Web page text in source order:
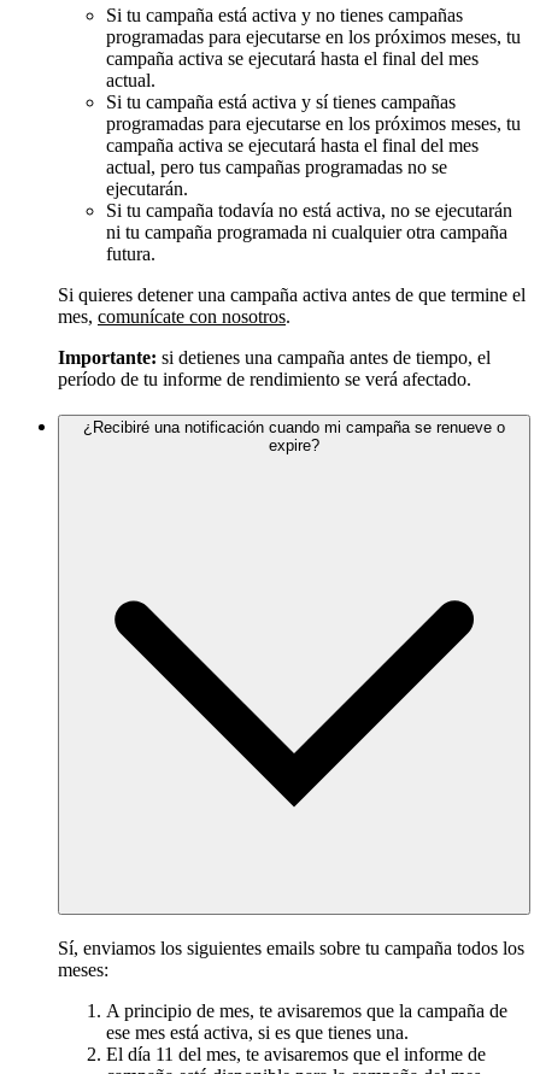
Si tu campaña está activa y no tienes campañas
programadas para ejecutarse en los próximos meses, tu
campaña activa se ejecutará hasta el final del mes
actual.
Si tu campaña está activa y sí tienes campañas
programadas para ejecutarse en los próximos meses, tu
campaña activa se ejecutará hasta el final del mes
actual, pero tus campañas programadas no se
ejecutarán.
Si tu campaña todavía no está activa, no se ejecutarán
ni tu campaña programada ni cualquier otra campaña
futura.
Si quieres detener una campaña activa antes de que termine el
mes, comunícate con nosotros.
Importante: si detienes una campaña antes de tiempo, el
período de tu informe de rendimiento se verá afectado.
¿Recibiré una notificación cuando mi campaña se renueve o
expire?
Sí, enviamos los siguientes emails sobre tu campaña todos los
meses:
A principio de mes, te avisaremos que la campaña de
ese mes está activa, si es que tienes una.
El día 11 del mes, te avisaremos que el informe de